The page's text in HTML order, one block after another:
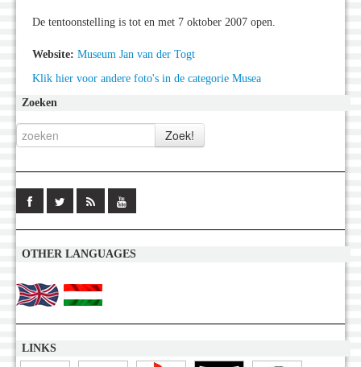
De tentoonstelling is tot en met 7 oktober 2007 open.
Website: Museum Jan van der Togt
Klik hier voor andere foto's in de categorie Musea
Zoeken
OTHER LANGUAGES
LINKS